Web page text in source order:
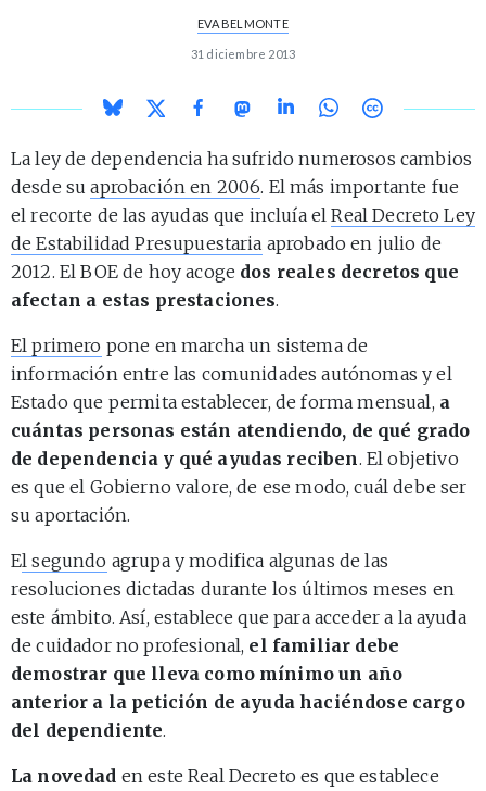
EVA BELMONTE
31 diciembre 2013
La ley de dependencia ha sufrido numerosos cambios
desde suaprobación en 2006. El más importante fue
el recorte de las ayudas que incluía elReal Decreto Ley
de Estabilidad Presupuestaria aprobado en julio de
2012. El BOE de hoy acoge dos reales decretos que
afectan a estas prestaciones.
El primero pone en marcha un sistema de
información entre las comunidades autónomas y el
Estado que permita establecer, de forma mensual, a
cuántas personas están atendiendo, de qué grado
de dependencia y qué ayudas reciben. El objetivo
es que el Gobierno valore, de ese modo, cuál debe ser
su aportación.
El segundo agrupa y modifica algunas de las
resoluciones dictadas durante los últimos meses en
este ámbito. Así, establece que para acceder a la ayuda
de cuidador no profesional, el familiar debe
demostrar que lleva como mínimo un año
anterior a la petición de ayuda haciéndose cargo
del dependiente.
La novedad en este Real Decreto es que establece